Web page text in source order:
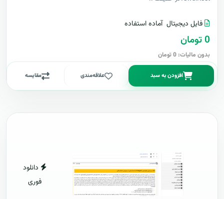
فایل دیجیتال آماده استفاده
0 تومان
بدون مالیات: 0 تومان
افزودن به سبد علاقه‌مندی مقایسه
دانلود
فوری